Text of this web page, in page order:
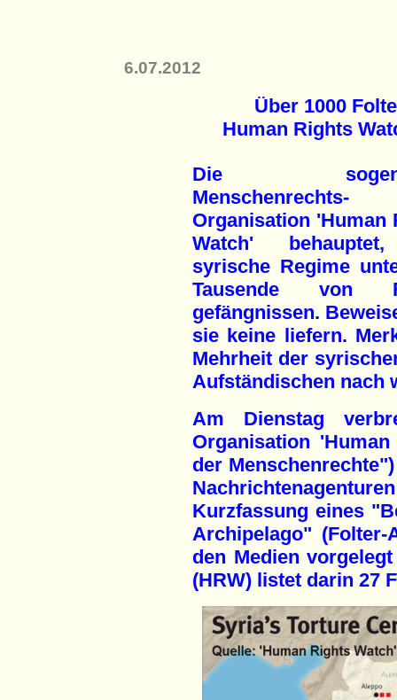
6.07.2012
Über 1000
Human Rights
Die
Menschenrechts-
Organisation 'Human
Watch'
syrische Regime
Tausende von
gefängnissen.
sie keine liefern.
Mehrheit der
Aufständischen nach
Am Dienstag
Organisation
der
Kurzfassung eines
Archipelago"
den Medien
(HRW) listet darin 27